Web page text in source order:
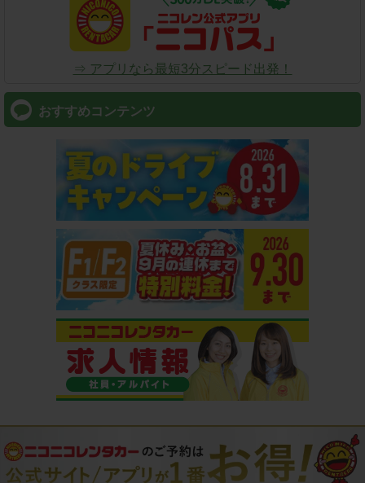
⇒ アプリなら最短3分スピード出発！
おすすめコンテンツ